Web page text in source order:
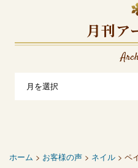
月刊ア
ホーム > お客様の声 > ネイル > ペ